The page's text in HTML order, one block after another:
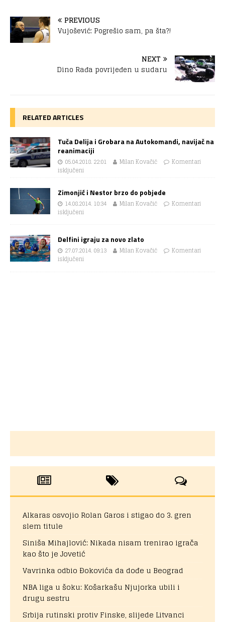
PREVIOUS
Vujošević: Pogrešio sam, pa šta?!
NEXT
Dino Rađa povrijeđen u sudaru
RELATED ARTICLES
Tuča Delija i Grobara na Autokomandi, navijač na
reanimaciji
05.04.2018. 22:01 Milan Kovačić
Komentari
isključeni
Zimonjić i Nestor brzo do pobjede
14.08.2014. 10:34 Milan Kovačić
Komentari
isključeni
Delfini igraju za novo zlato
27.07.2014. 09:13 Milan Kovačić
Komentari
isključeni
Alkaras osvojio Rolan Garos i stigao do 3. gren
slem titule
Siniša Mihajlović: Nikada nisam trenirao igrača
kao što je Jovetić
Vavrinka odbio Đokovića da dođe u Beograd
NBA liga u šoku: Košarkašu Njujorka ubili i
drugu sestru
Srbija rutinski protiv Finske, slijede Litvanci